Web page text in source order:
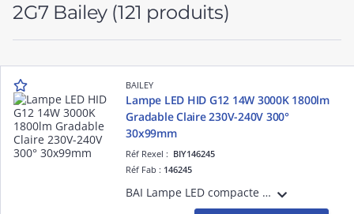
2G7 Bailey (121 produits)
BAILEY
Lampe LED HID G12 14W 3000K 1800lm
Gradable Claire 230V-240V 300°
30x99mm
Réf Rexel : BIY146245
Réf Fab : 146245
BAI Lampe LED compacte HID culot G12 14W 3000K 1800lm Gradable Claire 230V-240V 300° 30x99mm - Equivalente / Remplacement 35W CMH-T CDM-T - Eclairage magasin / mobilier / vitrine - Retirer le diffuseur et réflecteur du luminaire existant.